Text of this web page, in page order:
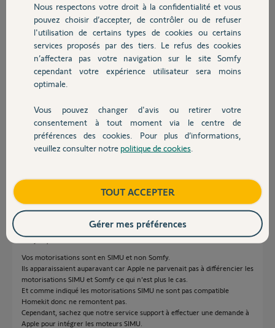
Chauffage
Autres produits
Devis avec un pro
Contact
il y a plus de 3 ans
Réponses
Je suis dans la même situation. Que devons-nous faire pour retrouver
Merci.
Bonjour,
Vos motorisations sont en SIMU et non Somfy.
Ils apparaissaient auparavant car Apple ne parvenait pas à différencier les
motorisations SIMU et Somfy ce qui n'est plus le cas.
Et comme indiqué les motorisations SIMU ne sont pas compatible
Homekit donc ne remontent pas.
Cependant, sachez que notre service support à effectuer une demande à
Apple pour intégrer les moteurs SIMU.
Nous respectons votre droit à la confidentialité et vous
pouvez choisir d’accepter, de contrôler ou de refuser
l'utilisation de certains types de cookies ou certains
services proposés par des tiers. Le refus des cookies
n’affectera pas votre navigation sur le site Somfy
cependant votre expérience utilisateur sera moins
optimale.
Vous pouvez changer d'avis ou retirer votre
consentement à tout moment via le centre de
préférences des cookies. Pour plus d’informations,
veuillez consulter notre politique de cookies
TOUT ACCEPTER
Gérer mes préférences